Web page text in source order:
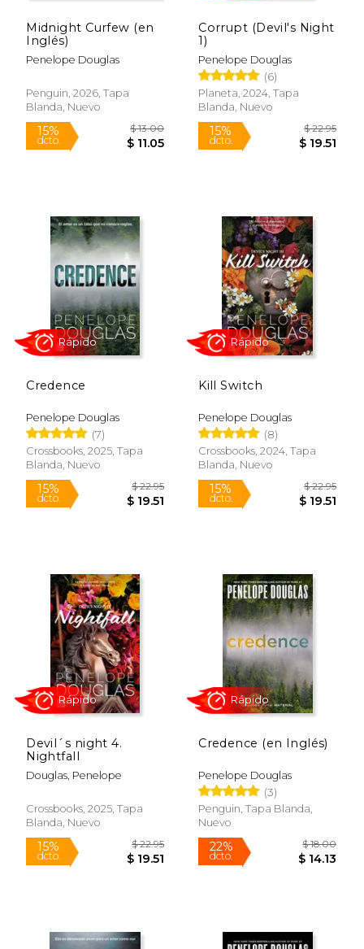
Midnight Curfew (en
Inglés)
Penelope Douglas
Penguin, 2026, Tapa
Blanda, Nuevo
15%
dcto.
Corrupt (Devil's Night
1)
Penelope Douglas
(6)
Planeta, 2024, Tapa
Blanda, Nuevo
15%
dcto.
Rápido
Credence
Penelope Douglas
(7)
Crossbooks, 2025, Tapa
Blanda, Nuevo
15%
dcto.
Kill Switch
Penelope Douglas
(8)
Crossbooks, 2024, Tapa
Blanda, Nuevo
15%
dcto.
Devil´s night 4.
Nightfall
Douglas, Penelope
Crossbooks, 2025, Tapa
Blanda, Nuevo
Credence (en Inglés)
Penelope Douglas
(3)
Penguin, Tapa Blanda,
Nuevo